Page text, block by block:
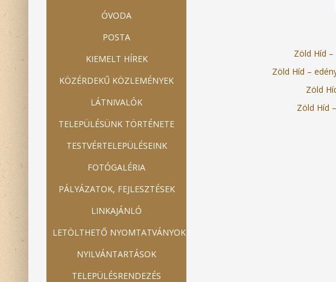
ÓVODA
POSTA
KIEMELT HÍREK
KÖZÉRDEKŰ KÖZLEMÉNYEK
LÁTNIVALÓK
TELEPÜLÉSÜNK TÖRTÉNETE
TESTVÉRTELEPÜLÉSEINK
FOTÓGALÉRIA
PÁLYÁZATOK, FEJLESZTÉSEK
LINKAJÁNLÓ
LETÖLTHETŐ NYOMTATVÁNYOK
NYILVÁNTARTÁSOK
TELEPÜLÉSRENDEZÉS
Zöld Híd
Zöld Híd –
Zöld
Zöld Híd